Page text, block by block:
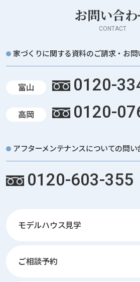
お問い合
CONTACT
家づくりに関する資料のご請求・お問
富山 0120-
高岡 0120-
アフターメンテナンスについての問い
0120-603-355
モデルハウス見学
ご相談予約